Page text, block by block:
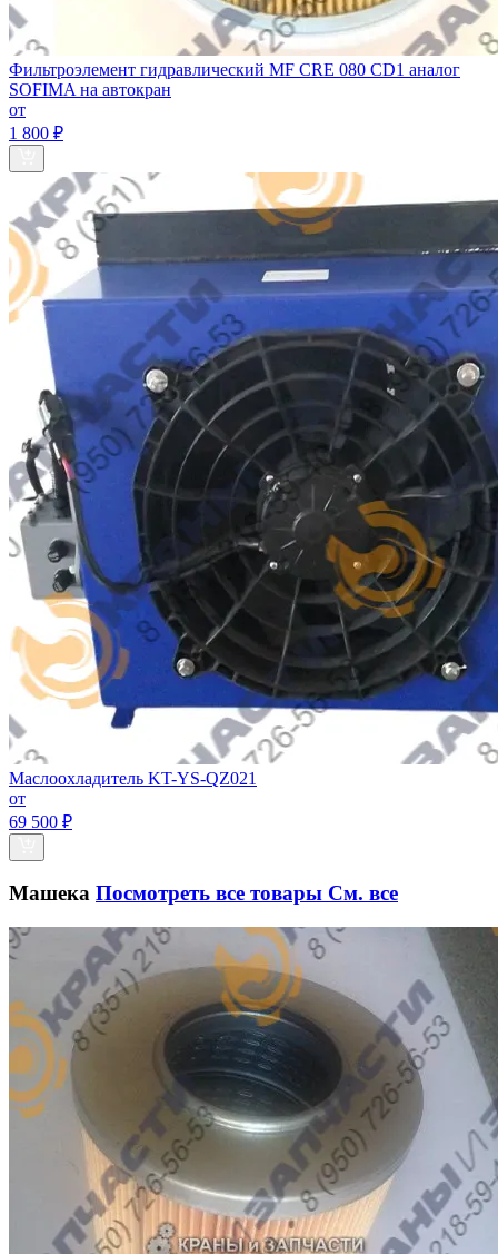
Фильтроэлемент гидравлический МF CRE 080 CD1 аналог
SOFIMA на автокран
от
1 800 ₽
Маслоохладитель KT-YS-QZ021
от
69 500 ₽
Машека Посмотреть все товары См. все